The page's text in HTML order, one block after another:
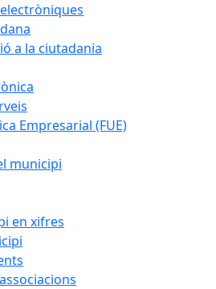
a la ciutadania
Empresarial (FUE)
municipi
en xifres